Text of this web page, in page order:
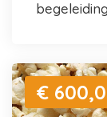
begeleiding
€